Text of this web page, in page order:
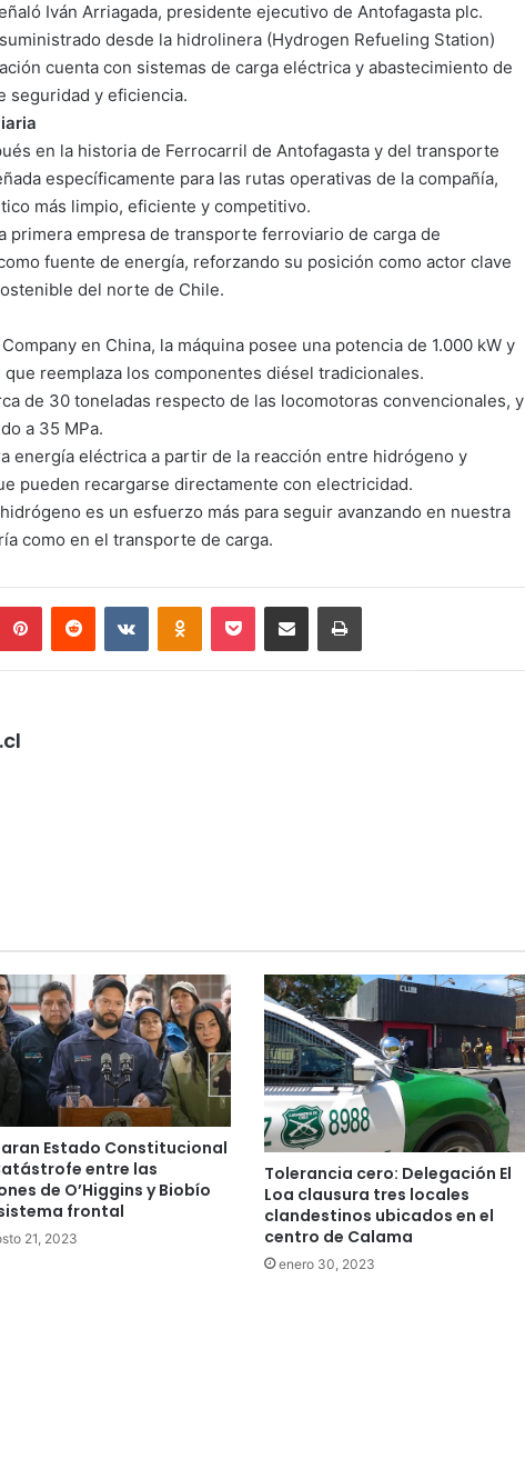
Iván Arriagada, presidente ejecutivo de Antofagasta plc.
desde la hidrolinera (Hydrogen Refueling Station)
cuenta con sistemas de carga eléctrica y abastecimiento de
seguridad y eficiencia.
en la historia de Ferrocarril de Antofagasta y del transporte
específicamente para las rutas operativas de la compañía,
más limpio, eficiente y competitivo.
primera empresa de transporte ferroviario de carga de
fuente de energía, reforzando su posición como actor clave
del norte de Chile.
en China, la máquina posee una potencia de 1.000 kW y
reemplaza los componentes diésel tradicionales.
de 30 toneladas respecto de las locomotoras convencionales, y
a 35 MPa.
energía eléctrica a partir de la reacción entre hidrógeno y
pueden recargarse directamente con electricidad.
es un esfuerzo más para seguir avanzando en nuestra
como en el transporte de carga.
PinterestReddit VKontakteOdnoklassniki
Pocket Compartir via email Imprimir
Estado Constitucional
entre las
de O’Higgins y Biobío
frontal
21, 2023
Tolerancia cero: Delegación El
Loa clausura tres locales
clandestinos ubicados en el
centro de Calama
enero 30, 2023